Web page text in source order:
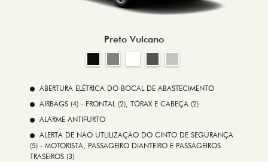
Preto Vulcano
ABERTURA ELÉTRICA DO BOCAL DE ABASTECIMENTO
AIRBAGS (4) - FRONTAL (2), TÓRAX E CABEÇA (2)
ALARME ANTIFURTO
ALERTA DE NÃO UTLILIZAÇÃO DO CINTO DE SEGURANÇA
(5) - MOTORISTA, PASSAGEIRO DIANTEIRO E PASSAGEIROS
TRASEIROS (3)